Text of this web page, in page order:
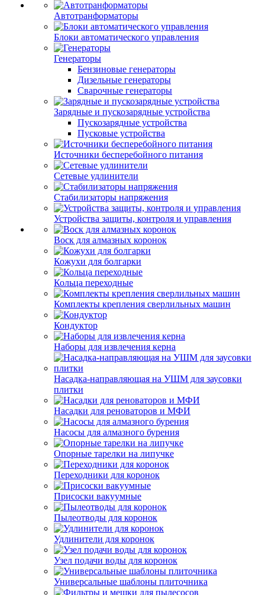
Автотранформаторы
Блоки автоматического управления
Генераторы
Бензиновые генераторы
Дизельные генераторы
Сварочные генераторы
Зарядные и пускозарядные устройства
Пускозарядные устройства
Пусковые устройства
Источники бесперебойного питания
Сетевые удлинители
Стабилизаторы напряжения
Устройства защиты, контроля и управления
Воск для алмазных коронок
Кожухи для болгарки
Кольца переходные
Комплекты крепления сверлильных машин
Кондуктор
Наборы для извлечения керна
Насадка-направляющая на УШМ для заусовки
плитки
Насадки для реноваторов и МФИ
Насосы для алмазного бурения
Опорные тарелки на липучке
Переходники для коронок
Присоски вакуумные
Пылеотводы для коронок
Удлинители для коронок
Узел подачи воды для коронок
Универсальные шаблоны плиточника